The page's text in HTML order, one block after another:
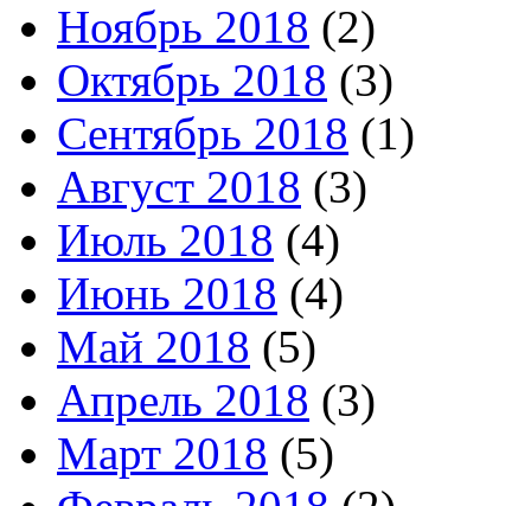
Ноябрь 2018 (2)
Октябрь 2018 (3)
Сентябрь 2018 (1)
Август 2018 (3)
Июль 2018 (4)
Июнь 2018 (4)
Май 2018 (5)
Апрель 2018 (3)
Март 2018 (5)